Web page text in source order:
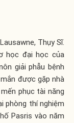
Thụy Sĩ.
học đại học của
giải phẫu bệnh
được gặp nhà
phục tài năng
phòng thí nghiệm
Pasris vào năm